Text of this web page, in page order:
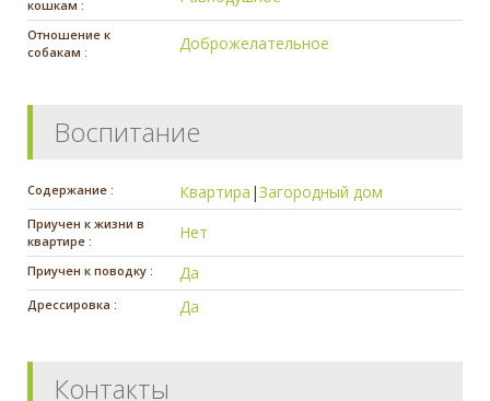
кошкам :
Отношение к
собакам :
Доброжелательное
Воспитание
Содержание : Квартира |Загородный дом
Приучен к жизни в
квартире :
Нет
Приучен к поводку : Да
Дрессировка : Да
Контакты